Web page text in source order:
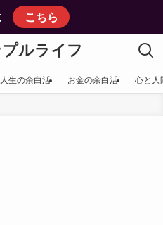
こちら
ルライフ
人生の余白活 お金の余白活 心と人